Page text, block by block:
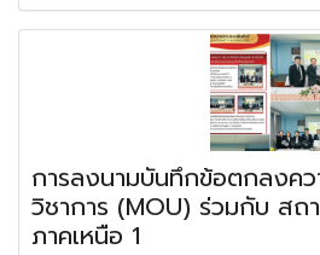
การลงนามบันทึกข้อตกลงค
วิชาการ (MOU) ร่วมกับ สถ
ภาคเหนือ 1